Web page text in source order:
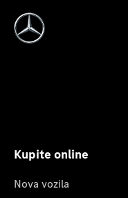
Kupite online
Nova vozila